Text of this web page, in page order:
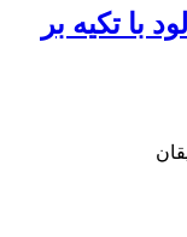
با تکیه بر